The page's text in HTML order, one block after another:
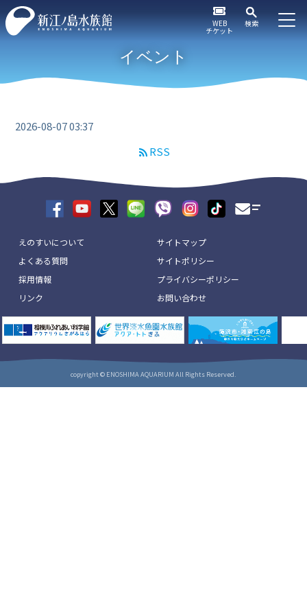
WEB
チケット
検索
イベント
2026-08-07 03:37
RSS
えのすいについて
よくある質問
採用情報
リンク
サイトマップ
サイトポリシー
プライバシーポリシー
お問い合わせ
copyright © ENOSHIMA AQUARIUM All Rights Reserved.